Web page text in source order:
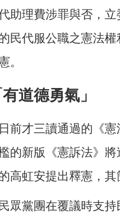
助理費涉罪與否，
民代服公職之憲法
。
道德勇氣」
前才三讀通過的《
的新版《憲訴法》
高虹安提出釋憲，其
眾黨團在覆議時支